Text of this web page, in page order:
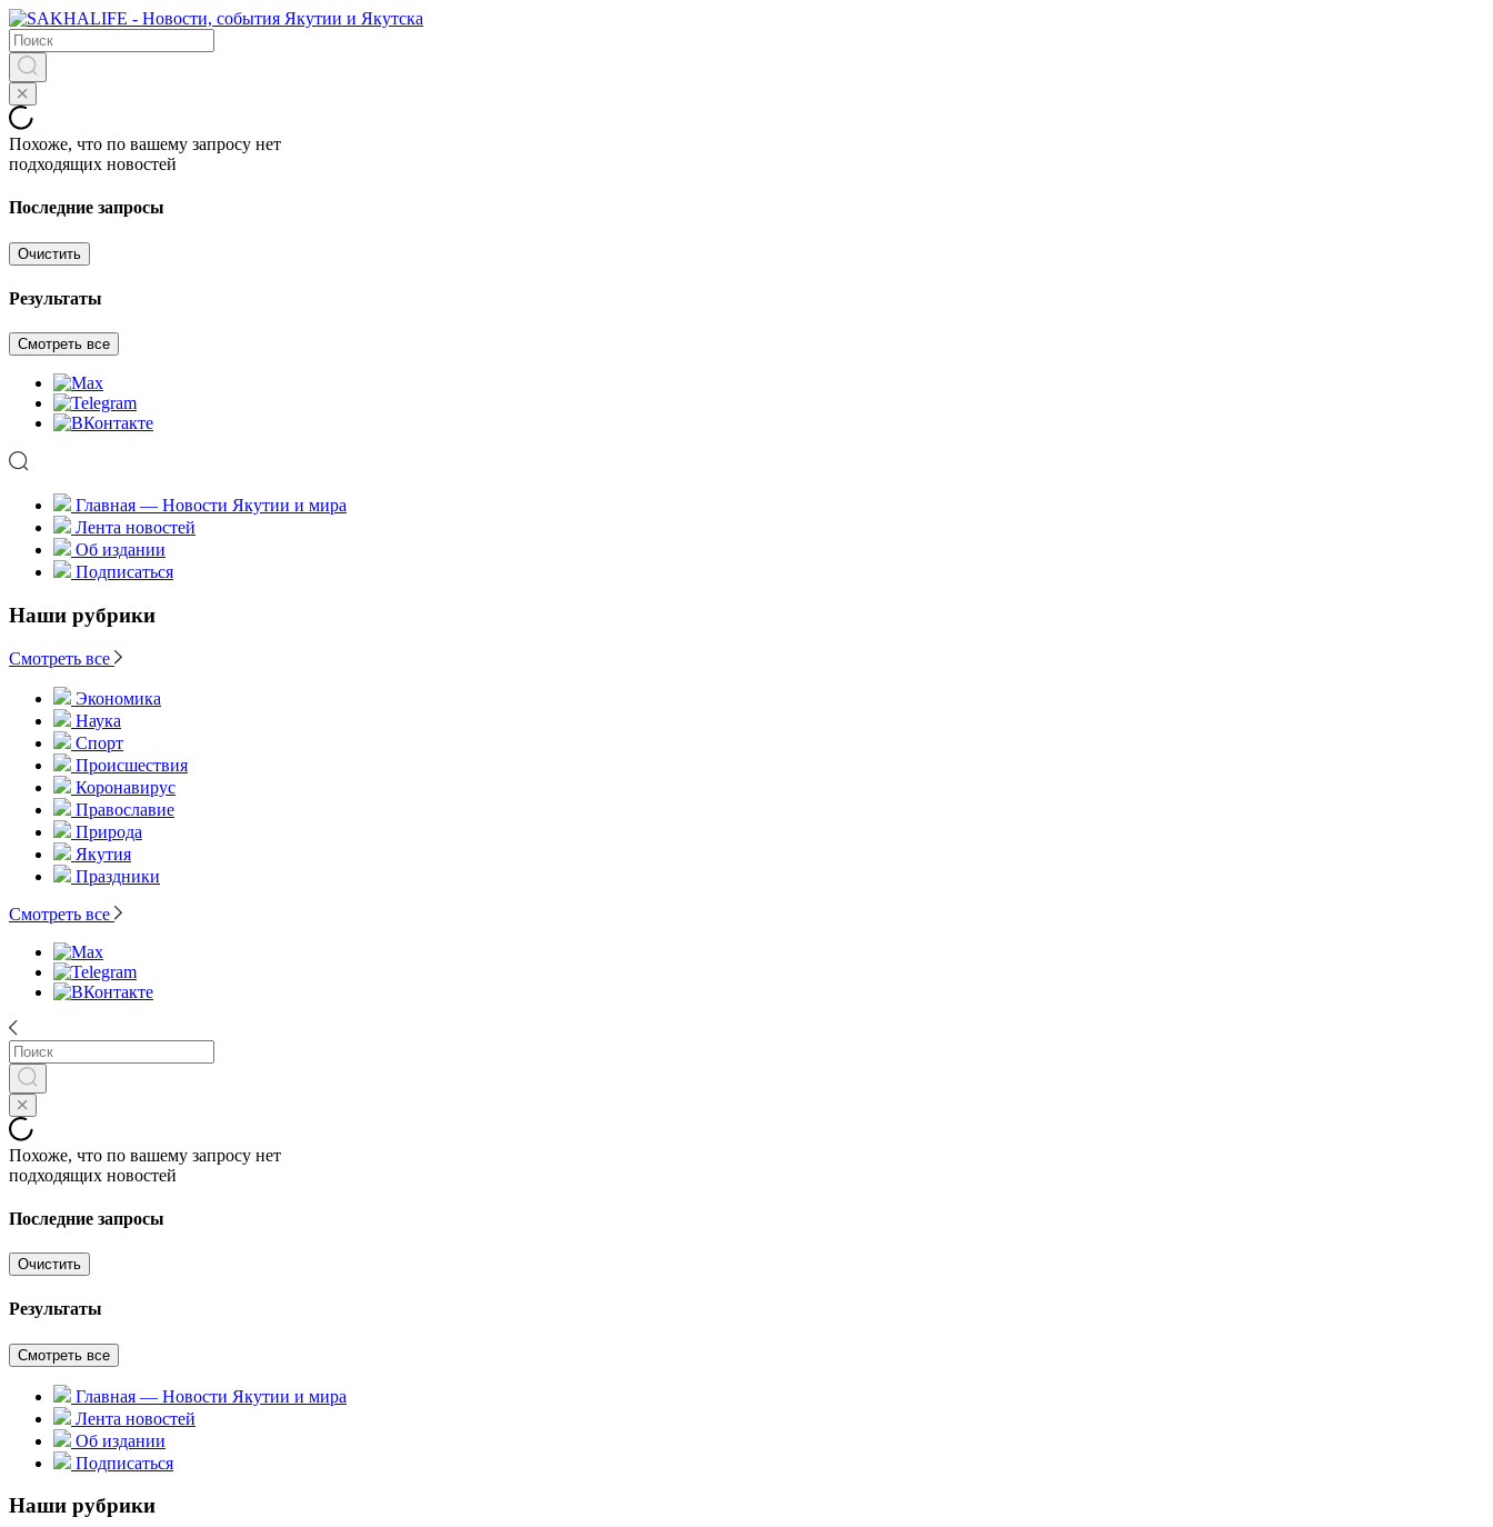
Похоже, что по вашему запросу нет
подходящих новостей
Последние запросы
Очистить
Результаты
Смотреть все
Главная — Новости Якутии и мира
Лента новостей
Об издании
Подписаться
Наши рубрики
Смотреть все
Экономика
Наука
Спорт
Происшествия
Коронавирус
Православие
Природа
Якутия
Праздники
Смотреть все
Похоже, что по вашему запросу нет
подходящих новостей
Последние запросы
Очистить
Результаты
Смотреть все
Главная — Новости Якутии и мира
Лента новостей
Об издании
Подписаться
Наши рубрики